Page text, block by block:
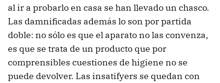
al ir a probarlo en casa se han llevado un chasco.
Las damnificadas además lo son por partida
doble: no sólo es que el aparato no las convenza,
es que se trata de un producto que por
comprensibles cuestiones de higiene no se
puede devolver. Las insatifyers se quedan con